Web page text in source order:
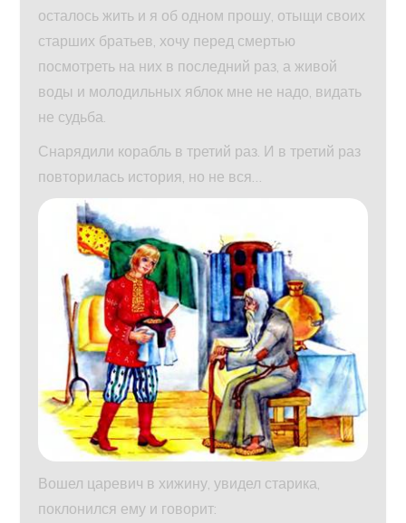
осталось жить и я об одном прошу, отыщи своих
старших братьев, хочу перед смертью
посмотреть на них в последний раз, а живой
воды и молодильных яблок мне не надо, видать
не судьба.
Снарядили корабль в третий раз. И в третий раз
повторилась история, но не вся…
Вошел царевич в хижину, увидел старика,
поклонился ему и говорит: